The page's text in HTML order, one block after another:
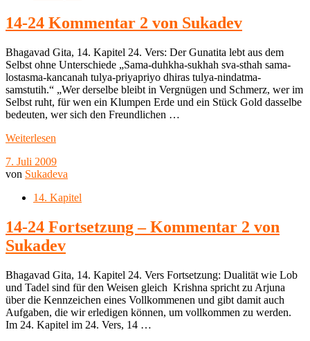
14-24 Kommentar 2 von Sukadev
Bhagavad Gita, 14. Kapitel 24. Vers: Der Gunatita lebt aus dem
Selbst ohne Unterschiede „Sama-duhkha-sukhah sva-sthah sama-
lostasma-kancanah tulya-priyapriyo dhiras tulya-nindatma-
samstutih.“ „Wer derselbe bleibt in Vergnügen und Schmerz, wer im
Selbst ruht, für wen ein Klumpen Erde und ein Stück Gold dasselbe
bedeuten, wer sich den Freundlichen …
Weiterlesen
7. Juli 2009
von Sukadeva
14. Kapitel
14-24 Fortsetzung – Kommentar 2 von
Sukadev
Bhagavad Gita, 14. Kapitel 24. Vers Fortsetzung: Dualität wie Lob
und Tadel sind für den Weisen gleich Krishna spricht zu Arjuna
über die Kennzeichen eines Vollkommenen und gibt damit auch
Aufgaben, die wir erledigen können, um vollkommen zu werden.
Im 24. Kapitel im 24. Vers, 14 …